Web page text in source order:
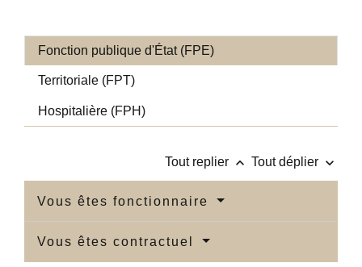
Fonction publique d'État (FPE)
Territoriale (FPT)
Hospitalière (FPH)
Tout replier keyboard_arrow_up Tout déplier keyboard_arrow_down
Vous êtes fonctionnaire
Vous êtes contractuel